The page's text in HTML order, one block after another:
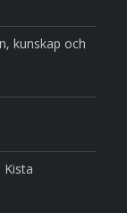
kunskap och
Kista